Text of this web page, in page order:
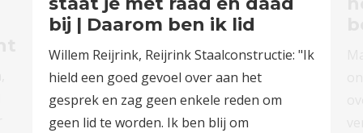
bij | Daarom ben ik lid
Willem Reijrink, Reijrink Staalconstructie: "Ik
hield een goed gevoel over aan het
gesprek en zag geen enkele reden om
geen lid te worden. Ik ben blij om